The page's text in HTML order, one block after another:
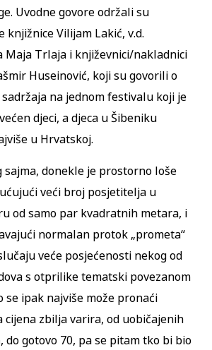
Uvodne govore održali su
knjižnice Vilijam Lakić, v.d.
Maja Trlaja i književnici/nakladnici
Huseinović, koji su govorili o
na jednom festivalu koji je
djeci, a djeca u Šibeniku
u Hrvatskoj.
sajma, donekle je prostorno loše
veći broj posjetitelja u
od samo par kvadratnih metara, i
normalan protok „prometa“
veće posjećenosti nekog od
s otprilike tematski povezanom
ipak najviše može pronaći
cijena zbilja varira, od uobičajenih
do gotovo 70, pa se pitam tko bi bio